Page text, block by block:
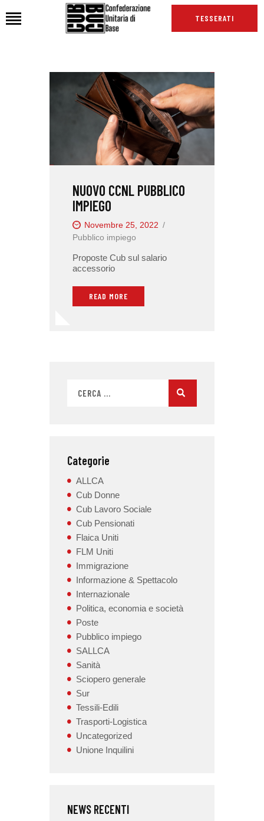
TESSERATI
CHI SIAMO
PODCAST CUB
INTERNAZIONALE
RASSEGNA STAMPA
NUOVO CCNL PUBBLICO
IMPIEGO
Novembre 25, 2022
Pubblico impiego
Proposte Cub sul salario
accessorio
READ MORE
Categorie
ALLCA
Cub Donne
Cub Lavoro Sociale
Cub Pensionati
Flaica Uniti
FLM Uniti
Immigrazione
Informazione & Spettacolo
Internazionale
Politica, economia e società
Poste
Pubblico impiego
SALLCA
Sanità
Sciopero generale
Sur
Tessili-Edili
Trasporti-Logistica
Uncategorized
Unione Inquilini
NEWS RECENTI